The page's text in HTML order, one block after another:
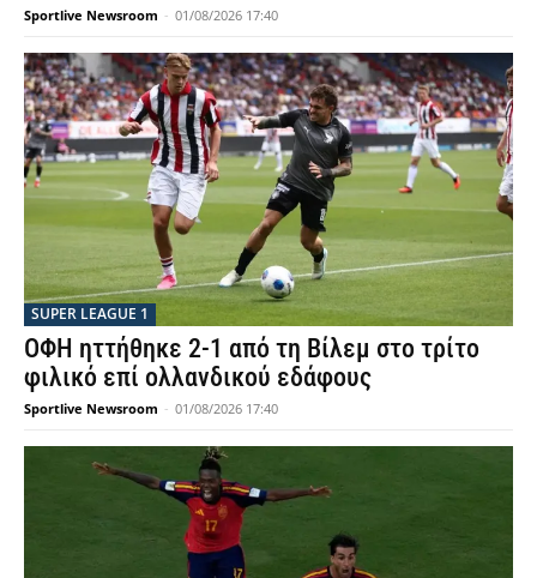
Sportlive Newsroom - 01/08/2026 17:40
SUPER LEAGUE 1
ΟΦΗ ηττήθηκε 2-1 από τη Βίλεμ στο τρίτο
φιλικό επί ολλανδικού εδάφους
Sportlive Newsroom - 01/08/2026 17:40